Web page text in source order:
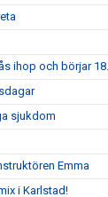
ihop och börjar
sjukdom
Emma
i Karlstad!